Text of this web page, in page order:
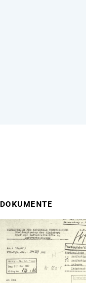
DOKUMENTE